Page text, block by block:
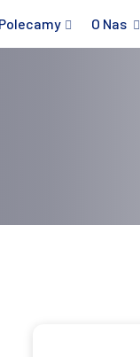
Polecamy O Nas